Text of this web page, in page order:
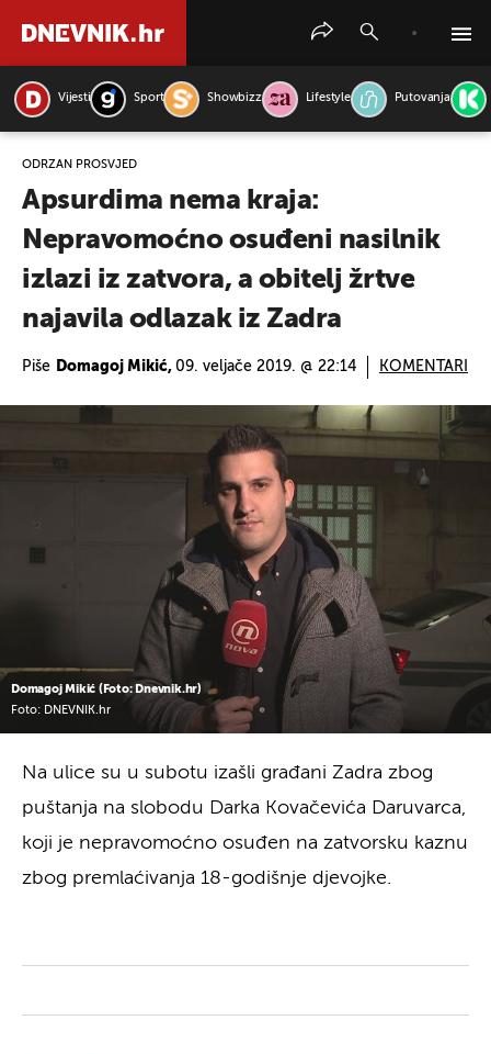
Vijesti Sport Showbizz Lifestyle Putovanja
ODRŽAN PROSVJED
Apsurdima nema kraja:
Nepravomoćno osuđeni nasilnik
izlazi iz zatvora, a obitelj žrtve
najavila odlazak iz Zadra
Piše Domagoj Mikić, 09. veljače 2019. @ 22:14 KOMENTARI
Domagoj Mikić (Foto: Dnevnik.hr)
Foto: DNEVNIK.hr
Na ulice su u subotu izašli građani Zadra zbog
puštanja na slobodu Darka Kovačevića Daruvarca,
koji je nepravomoćno osuđen na zatvorsku kaznu
zbog premlaćivanja 18-godišnje djevojke.
PRETRAŽITE VIJESTI